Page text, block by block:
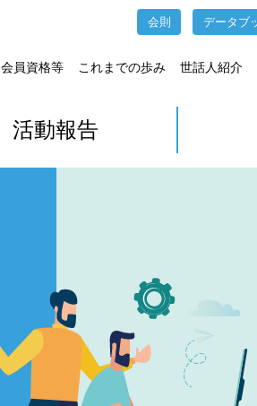
会則 データブ
会員資格等 これまでの歩み 世話人紹介
活動報告